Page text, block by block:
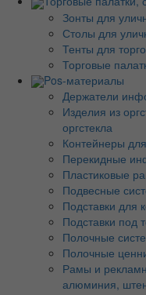
Зонты для
Столы для
Тенты для
Торговые
Pos-материалы
Держатели
Изделия из
оргстекла
Контейнеры
Перекидные
Пластиковые
Подвесные
Подставки для
Подставки под
Полочные
Полочные
Рамы и
алюминия,